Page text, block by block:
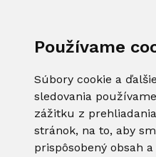
Používame
Súbory cookie a
sledovania
zážitku z
stránok, na to, aby
prispôsobený obsah